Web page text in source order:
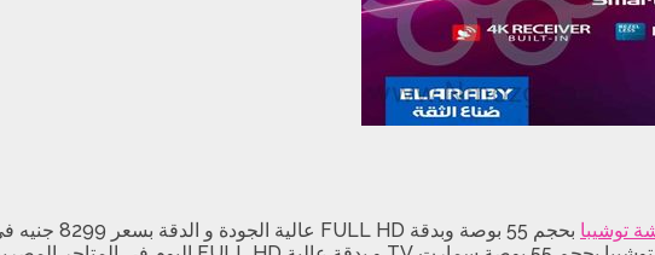
توشيبا بحجم 55 بوصة وبدقة FULL HD عالية الجودة و الدقة بسعر 8299 جنيه في المتاجر المصرية اليوم .